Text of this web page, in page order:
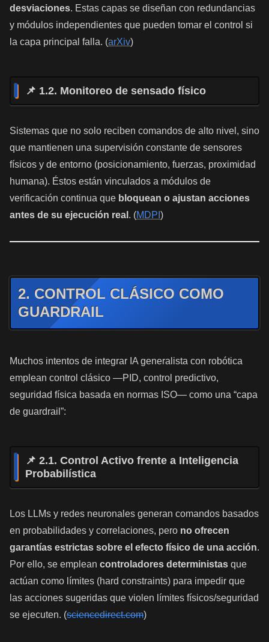
desviaciones. Estas capas se diseñan con redundancias
y módulos independientes que pueden tomar el control si
la capa principal falla. (arXiv)
📌 1.2. Monitoreo de sensado físico
Sistemas que no solo reciben comandos de alto nivel, sino
que mantienen una supervisión constante de sensores
físicos y de entorno (posicionamiento, fuerzas, proximidad
humana). Éstos están vinculados a módulos de
verificación continua que bloquean o ajustan acciones
antes de su ejecución real . (MDPI )
2. CONTROL CLÁSICO COMO
GUARDRAIL
Muchos intentos de integrar IA generalista con robótica
emplean control clásico —PID, control predictivo,
seguridad física basada en normas ISO— como una “capa
de guardrail”:
📌 2.1. Control Activo frente a Inteligencia
Probabilística
Los LLMs y redes neuronales generan comandos basados
en probabilidades y correlaciones, pero no ofrecen
garantías estrictas sobre el efecto físico de una acción.
Por ello, se emplean controladores deterministas que
actúan como límites (hard constraints) para impedir que
las acciones sugeridas que violen límites físicos/seguridad
se ejecuten. (sciencedirect.com)